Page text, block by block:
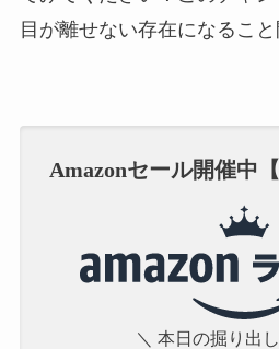
目が離せない存在になること
Amazonセール開催中【
＼ 本日の掘り出